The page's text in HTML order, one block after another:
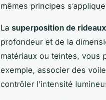
mêmes principes
La superposition de rideaux
profondeur et de la
matériaux ou teintes, vous
exemple, associer des
contrôler l’intensité